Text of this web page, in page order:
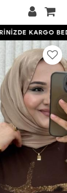
KARGO